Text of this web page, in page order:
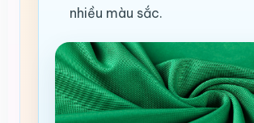
nhiều màu sắc.